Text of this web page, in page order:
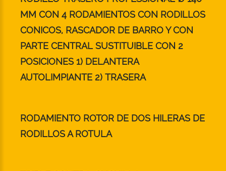
MM CON 4 RODAMIENTOS CON RODILLOS
CONICOS, RASCADOR DE BARRO Y CON
PARTE CENTRAL SUSTITUIBLE CON 2
POSICIONES 1) DELANTERA
AUTOLIMPIANTE 2) TRASERA
RODAMIENTO ROTOR DE DOS HILERAS DE
RODILLOS A ROTULA